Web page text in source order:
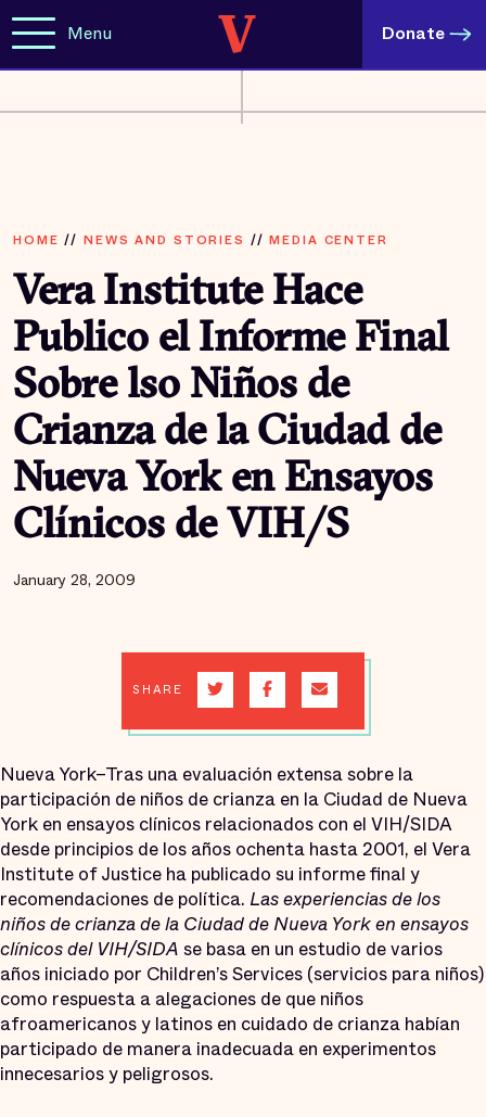
Menu Donate
HOME // NEWS AND STORIES //MEDIA CENTER
Vera Institute Hace
Publico el Informe Final
Sobre lso Niños de
Crianza de la Ciudad de
Nueva York en Ensayos
Clínicos de VIH/S
January 28, 2009
SHARE
Nueva York–Tras una evaluación extensa sobre la
participación de niños de crianza en la Ciudad de Nueva
York en ensayos clínicos relacionados con el VIH/SIDA
desde principios de los años ochenta hasta 2001, el Vera
Institute of Justice ha publicado su informe final y
recomendaciones de política. Las experiencias de los
niños de crianza de la Ciudad de Nueva York en ensayos
clínicos del VIH/SIDA se basa en un estudio de varios
años iniciado por Children’s Services (servicios para niños)
como respuesta a alegaciones de que niños
afroamericanos y latinos en cuidado de crianza habían
participado de manera inadecuada en experimentos
innecesarios y peligrosos.